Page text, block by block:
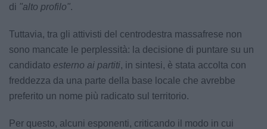
di "alto profilo".
Tuttavia, tra gli attivisti del centrodestra massafrese non
sono mancate le perplessità: la decisione di puntare su un
candidato esterno ai partiti, in sintesi, è stata accolta con
freddezza da una parte della base locale che avrebbe
preferito un nome più radicato sul territorio.
Per questo, alcuni esponenti, criticando il modo in cui